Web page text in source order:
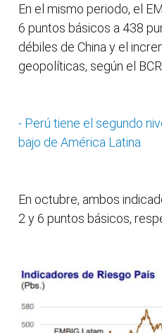
En el mismo periodo, el
6 puntos básicos a 438
débiles de China y el
geopolíticas, según el BCR.
- Perú tiene el segundo
bajo de América Latina
En octubre, ambos
2 y 6 puntos básicos,